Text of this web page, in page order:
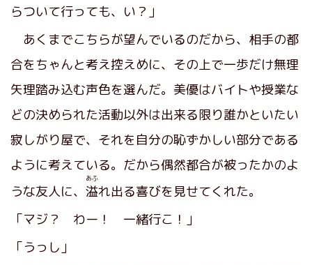
らついて行っても、い？」
あくまでこちらが望んでいるのだから、相手の都
合をちゃんと考え控えめに、その上で一歩だけ無理
矢理踏み込む声色を選んだ。美優はバイトや授業な
どの決められた活動以外は出来る限り誰かといたい
寂しがり屋で、それを自分の恥ずかしい部分である
ように考えている。だから偶然都合が被ったかのよ
うな友人に、 溢
あふ
れ出る喜びを見せてくれた。
「マジ？ わー！ 一緒行こ！」
「うっし」